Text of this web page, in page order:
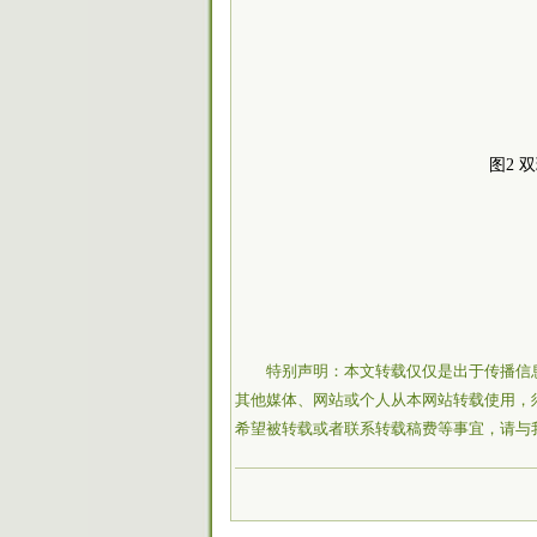
图2
特别声明：本文转载仅仅是出于传播
其他媒体、网站或个人从本网站转载使用
希望被转载或者联系转载稿费等事宜，请与